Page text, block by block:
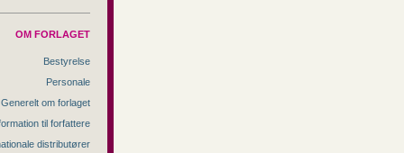
OM FORLAGET
Bestyrelse
Personale
Generelt om forlaget
til forfattere
distributører